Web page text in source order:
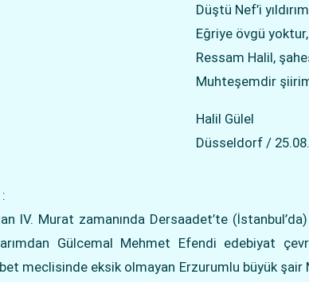
Düştü Nef’i
Eğriye övgü
Ressam Halil,
Muhteşemdir
Halil Gülel
Düsseldorf /
IV. Murat zamanında Dersaadet’te
Gülcemal Mehmet Efendi edebiyat
meclisinde eksik olmayan Erzurumlu büyük şair